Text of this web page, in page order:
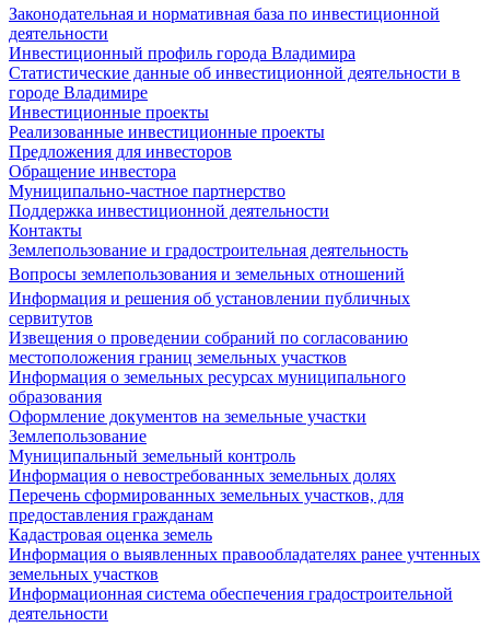
Законодательная и нормативная база по инвестиционной
деятельности
Инвестиционный профиль города Владимира
Статистические данные об инвестиционной деятельности в
городе Владимире
Инвестиционные проекты
Реализованные инвестиционные проекты
Предложения для инвесторов
Обращение инвестора
Муниципально-частное партнерство
Поддержка инвестиционной деятельности
Контакты
Землепользование и градостроительная деятельность
Вопросы землепользования и земельных отношений
Информация и решения об установлении публичных
сервитутов
Извещения о проведении собраний по согласованию
местоположения границ земельных участков
Информация о земельных ресурсах муниципального
образования
Оформление документов на земельные участки
Землепользование
Муниципальный земельный контроль
Информация о невостребованных земельных долях
Перечень сформированных земельных участков, для
предоставления гражданам
Кадастровая оценка земель
Информация о выявленных правообладателях ранее учтенных
земельных участков
Информационная система обеспечения градостроительной
деятельности